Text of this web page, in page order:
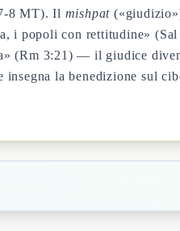
8 MT). Il mishpat
i popoli con rettitudine»
(Rm 3:21) — il giudice
la benedizione sul